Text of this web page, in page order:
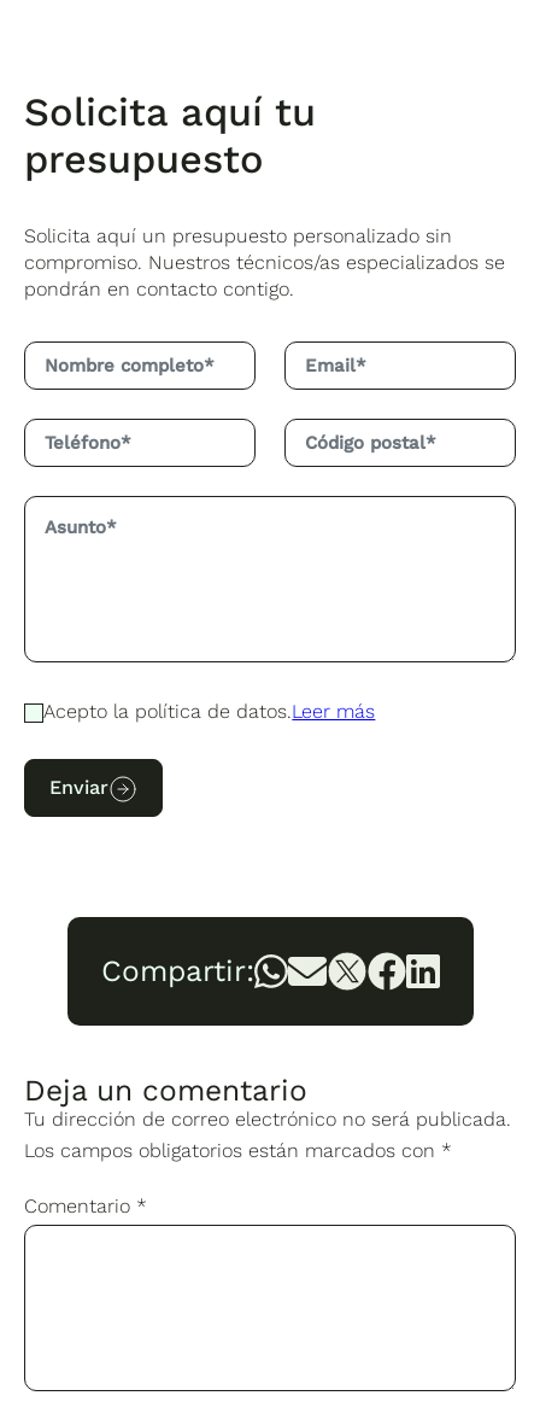
Solicita aquí tu
presupuesto
Solicita aquí un presupuesto personalizado sin
compromiso. Nuestros técnicos/as especializados se
pondrán en contacto contigo.
Acepto la política de datos.Leer más
Enviar
Compartir:
Deja un comentario
Tu dirección de correo electrónico no será publicada.
Los campos obligatorios están marcados con *
Comentario *